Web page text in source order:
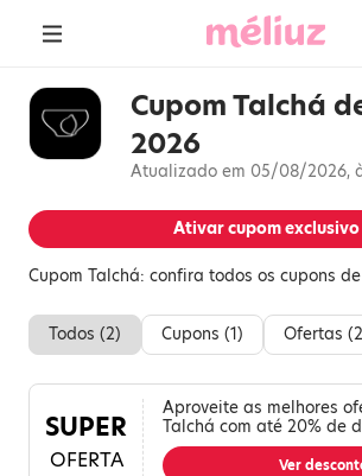
Cupom Talchá
2026
Atualizado em 05/08/2026,
Ativar cupom exclusivo
Cupom Talchá: confira todos os cupons
Todos (2) Cupons (1) Ofertas (2
SUPER
OFERTA
Aproveite as melhores
Talchá com até 20% de
Ver